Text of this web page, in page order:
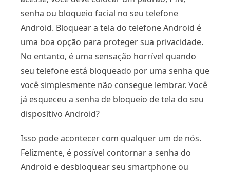
senha ou bloqueio facial no seu telefone
Android. Bloquear a tela do telefone Android é
uma boa opção para proteger sua privacidade.
No entanto, é uma sensação horrível quando
seu telefone está bloqueado por uma senha que
você simplesmente não consegue lembrar. Você
já esqueceu a senha de bloqueio de tela do seu
dispositivo Android?
Isso pode acontecer com qualquer um de nós.
Felizmente, é possível contornar a senha do
Android e desbloquear seu smartphone ou